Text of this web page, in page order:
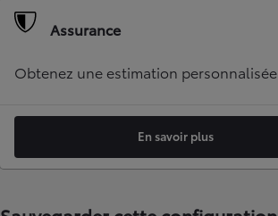
Assurance
Obtenez une estimation personnalisée
En savoir plus